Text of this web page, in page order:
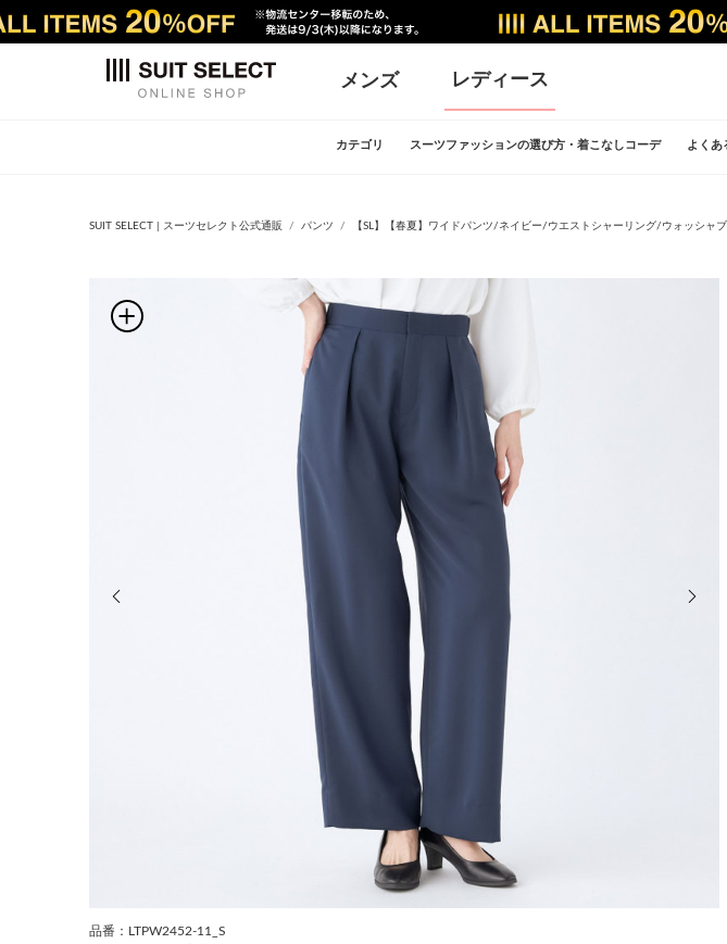
メンズ レディース
カテゴリ スーツファッションの選び方・着こなしコーデ よくあ
SUIT SELECT | スーツセレクト公式通販 パンツ 【SL】【春夏】ワイドパンツ/ネイビー/ウエストシャーリング/ウォッシャ
次の
品番：LTPW2452-11_S